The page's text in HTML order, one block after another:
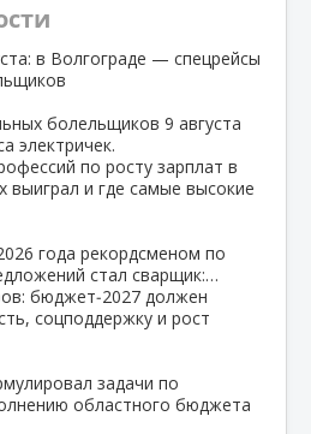
в Волгограде — спецрейсы
болельщиков 9 августа
электричек.
по росту зарплат в
выиграл и где самые высокие
года рекордсменом по
стал сварщик:…
бюджет‑2027 должен
соцподдержку и рост
задачи по
областного бюджета